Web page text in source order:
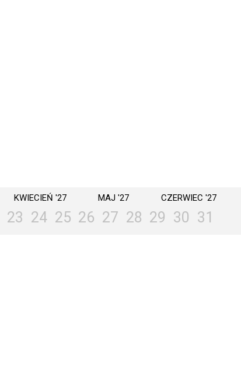
KWIECIEŃ '27 MAJ '27 CZERWIEC '27
23 24 25 26 27 28 29 30 31